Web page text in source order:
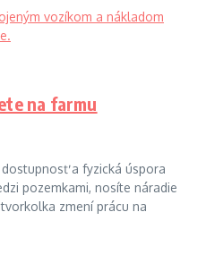
na farmu
a fyzická úspora
pozemkami, nosíte náradie
zmení prácu na